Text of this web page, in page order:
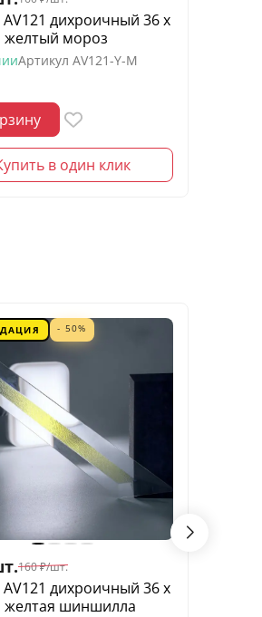
AV121 дихроичный 36 х
желтый мороз
Артикул AV121-Y-M
в один клик
- 50%
160 ₽/шт.
AV121 дихроичный 36 х
желтая шиншилла